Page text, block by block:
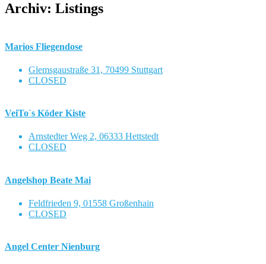
Archiv: Listings
Marios Fliegendose
Glemsgaustraße 31, 70499 Stuttgart
CLOSED
VeiTo`s Köder Kiste
Arnstedter Weg 2, 06333 Hettstedt
CLOSED
Angelshop Beate Mai
Feldfrieden 9, 01558 Großenhain
CLOSED
Angel Center Nienburg